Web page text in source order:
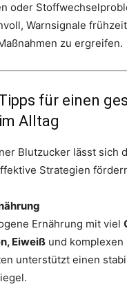
oder
Warnsignale
zu ergreifen.
für einen
Alltag
Blutzucker lässt sich
Strategien
Ernährung mit viel
Eiweiß und komplexen
unterstützt einen